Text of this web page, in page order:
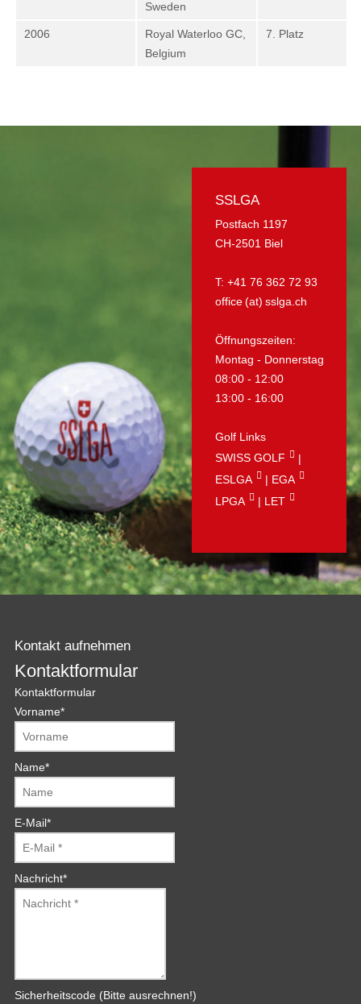
Sweden
2006
Royal Waterloo GC,
Belgium
7. Platz
SSLGA
Postfach 1197
CH-2501 Biel
T: +41 76 362 72 93
office (at) sslga.ch
Öffnungszeiten:
Montag - Donnerstag
08:00 - 12:00
13:00 - 16:00
Golf Links
SWISS GOLF
|
ESLGA
| EGA
LPGA
| LET
Kontakt aufnehmen
Kontaktformular
Kontaktformular
Vorname*
Name*
E-Mail*
Nachricht*
Sicherheitscode (Bitte ausrechnen!)